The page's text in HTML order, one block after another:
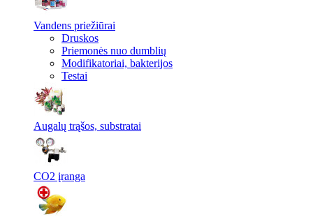
Vandens priežiūrai
Druskos
Priemonės nuo dumblių
Modifikatoriai, bakterijos
Testai
Augalų trąšos, substratai
CO2 įranga